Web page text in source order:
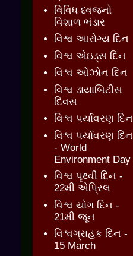
વિવિધ ધ્વજનો
વિશાળ ભંડાર
વિશ્વ આરોગ્ય દિન
વિશ્વ એઇડ્સ દિન
વિશ્વ ઓઝોન દિન
વિશ્વ ડાયાબિટીસ
દિવસ
વિશ્વ પર્યાવરણ દિન
વિશ્વ પર્યાવરણ દિન
- World
Environment Day
વિશ્વ પૃથ્વી દિન -
22મી એપ્રિલ
વિશ્વ યોગ દિન -
21મી જૂન
વિશ્વગ્રાહક દિન -
15 March